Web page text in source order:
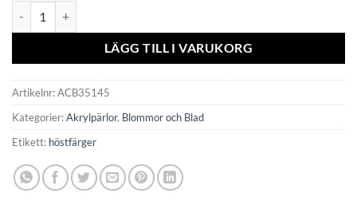
LÄGG TILL I VARUKORG
Artikelnr:ACB35145
Kategorier:Akrylpärlor, Blommor och Blad
Etikett: höstfärger